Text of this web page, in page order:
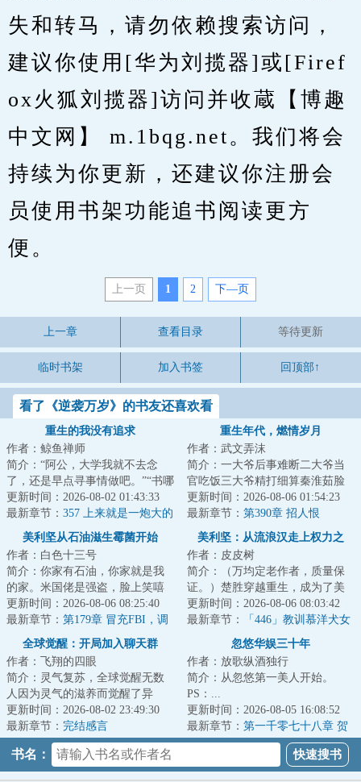
失和转马，请勿依赖搜索访问，
建议你使用[华为刘揽器]或[Firef
ox火狐刘揽器]访问并收蔵【博趣
中文网】 m.1bqg.net。我们将会
持续为你更新，还建议你注册会
员使用书架功能追书阅读更方
便。
上一页 1 2 下—页
上一章 查看目录 等待更新
临时书架 加入书签 回顶部↑
看了《逆袭万岁》的书友还喜欢看
重生的我没有追求
作者：鲸鱼禅师
简介：“阿公，大学我就不去念
了，还是早点寻事情做吧。”“书哪
能不念？做人要有追求，念了大
学，就有机...
更新时间：2026-08-02 01:43:33
最新章节： 357 上来就是一炮大的
重生年代，燃情岁月
作者：武文弄沫
简介：一大爷后事难断二大爷当
官吃饭三大爷精打细算秦淮茹脸
蛋好看何雨柱打架做饭娄晓娥难
逃大院李学武一...
更新时间：2026-08-06 01:54:23
最新章节： 第390章 招人恨
美利坚从石油滋生霉菌开始
作者：白色十三号
简介：你家有石油，你家就是我
的家。米国佬是强盗，脸上笑嘻
嘻，背后挂大刀，见到好东西，
什么都想要，要...
更新时间：2026-08-06 08:25:40
最新章节： 第179章 冒充FBI，调
查LAPD
美利坚：从流浪汉走上权力之
作者：皮皮树
简介：（万均定老作者，质量保
证。）楚胜穿越重生，成为了美
利坚的一个流浪汉。「叮……打
野系统，绑定中...
更新时间：2026-08-06 08:03:42
最新章节：
「446」教训慕洋犬女
记者，墨西哥攻略！
全球觉醒：开局加入聊天群
作者：飞翔的四眼
简介：灵气复苏，全球觉醒无数
人因为灵气的滋养而觉醒了异
能。有趣的是多数人都以为自己
才是唯一觉醒了异...
更新时间：2026-08-02 23:49:30
最新章节： 完结感言
忽悠华娱三十年
作者：放歌纵酒独行
简介：从忽悠第一美人开始。
PS：...
更新时间：2026-08-05 16:08:52
最新章节： 第一千零七十八章 贺
岁档预热！《超时空同居》对上
《地球最后夜晚》？
书名：